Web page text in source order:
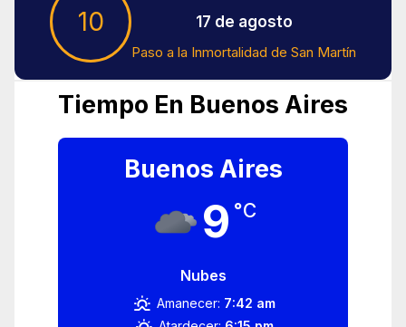
10 17 de agosto
Paso a la Inmortalidad de San Martín
Tiempo En Buenos Aires
Buenos Aires
9 °C
Nubes
Amanecer: 7:42 am